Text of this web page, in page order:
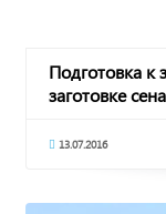
Подготовка к
заготовке
13.07.2016